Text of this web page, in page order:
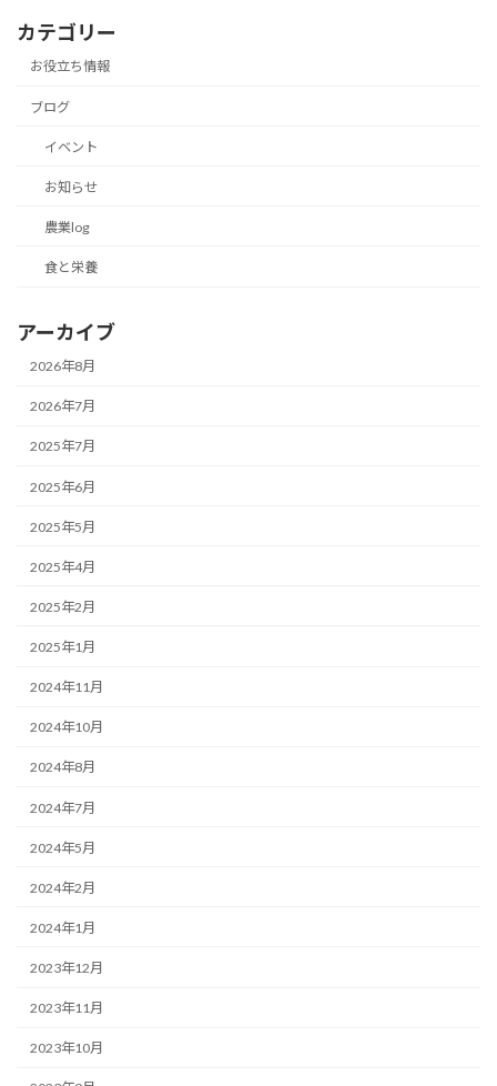
カテゴリー
お役立ち情報
ブログ
イベント
お知らせ
農業log
食と栄養
アーカイブ
2026年8月
2026年7月
2025年7月
2025年6月
2025年5月
2025年4月
2025年2月
2025年1月
2024年11月
2024年10月
2024年8月
2024年7月
2024年5月
2024年2月
2024年1月
2023年12月
2023年11月
2023年10月